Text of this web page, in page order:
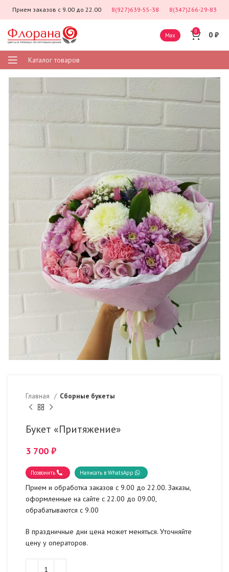
Прием заказов с 9.00 до 22.00 8(927)639-55-38 8(347)266-29-83
Max
0 0 ₽
Каталог товаров
Главная Сборные букеты
Букет «Притяжение»
3 700 ₽
Позвонить Написать в WhatsApp
Прием и обработка заказов с 9.00 до 22.00. Заказы,
оформленные на сайте с 22.00 до 09.00,
обрабатываются с 9.00
В праздничные дни цена может меняться. Уточняйте
цену у операторов.